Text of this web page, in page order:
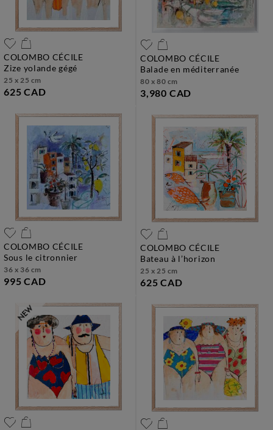
COLOMBO CÉCILE
zize yolande gégé
25 x 25 cm
625 CAD
COLOMBO CÉCILE
balade en méditerranée
80 x 80 cm
3,980 CAD
COLOMBO CÉCILE
sous le citronnier
36 x 36 cm
995 CAD
COLOMBO CÉCILE
bateau à l’horizon
25 x 25 cm
625 CAD